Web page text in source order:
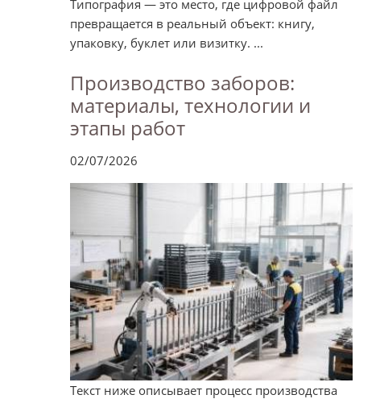
Типография — это место, где цифровой файл
превращается в реальный объект: книгу,
упаковку, буклет или визитку. ...
Производство заборов:
материалы, технологии и
этапы работ
02/07/2026
Текст ниже описывает процесс производства